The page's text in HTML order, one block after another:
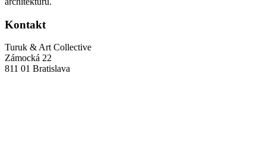
Kontakt
Turuk & Art Collective
Zámocká 22
811 01 Bratislava